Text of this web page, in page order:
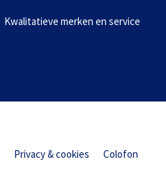
Kwalitatieve merken en service
Privacy & cookies Colofon